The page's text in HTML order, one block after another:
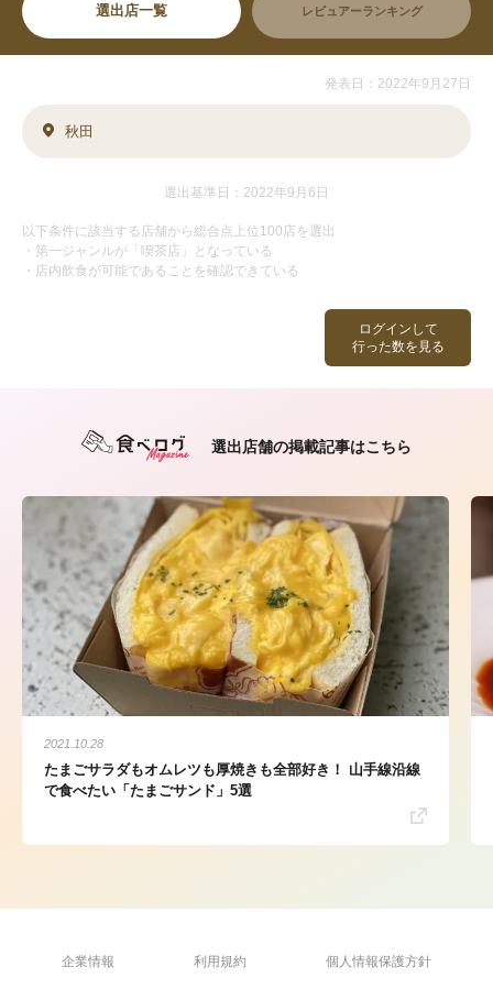
選出店一覧 レビュアーランキング
ログインして
行った数を見る
発表日：2022年9月27日
秋田
選出基準日：2022年9月6日
以下条件に該当する店舗から総合点上位100店を選出
・第一ジャンルが「喫茶店」となっている
・店内飲食が可能であることを確認できている
選出店舗の掲載記事はこちら
2021.10.28
たまごサラダもオムレツも厚焼きも全部好き！ 山手線沿線
で食べたい「たまごサンド」5選
企業情報 利用規約 個人情報保護方針